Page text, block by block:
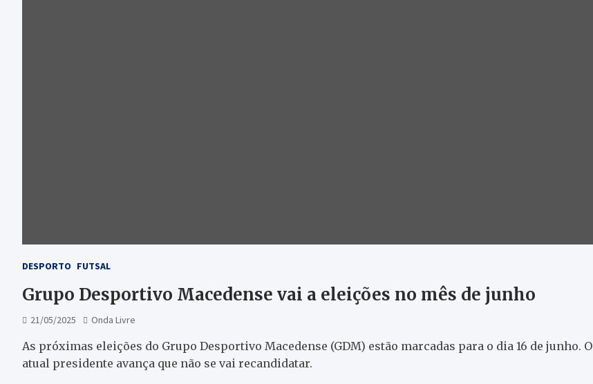
DESPORTO FUTSAL
Grupo Desportivo Macedense vai a eleições no mês de junho
21/05/2025 Onda Livre
As próximas eleições do Grupo Desportivo Macedense (GDM) estão marcadas para o dia 16 de junho. O
atual presidente avança que não se vai recandidatar.